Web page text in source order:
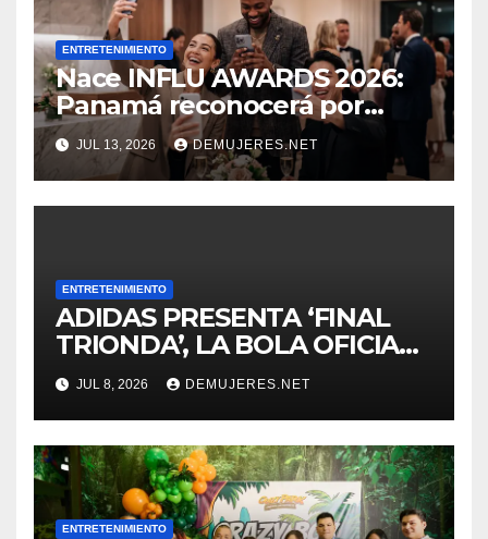
ENTRETENIMIENTO
Nace INFLU AWARDS 2026:
Panamá reconocerá por
primera vez a sus creadores
de contenido
JUL 13, 2026 DEMUJERES.NET
ENTRETENIMIENTO
ADIDAS PRESENTA ‘FINAL
TRIONDA’, LA BOLA OFICIAL
DEL PARTIDO PARA LAS
SEMIFINALES, LA FINAL DE
BRONCE Y LA FINAL DE LA
COPA MUNDIAL DE LA FIFA
2026™
JUL 8, 2026 DEMUJERES.NET
ENTRETENIMIENTO